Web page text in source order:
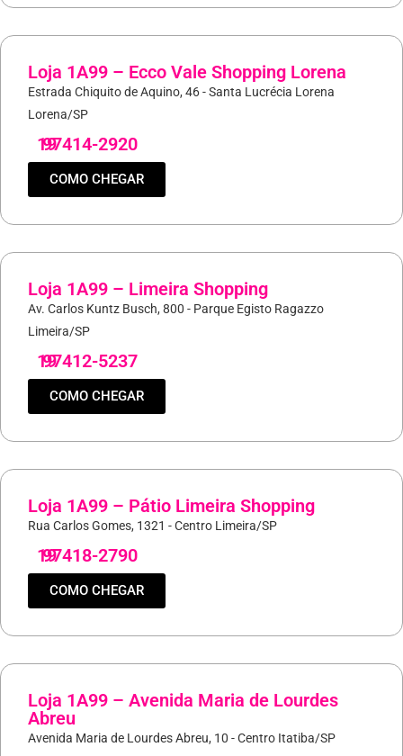
Loja 1A99 – Ecco Vale Shopping Lorena
Estrada Chiquito de Aquino, 46 - Santa Lucrécia Lorena
Lorena/SP
19
97414-2920
COMO CHEGAR
Loja 1A99 – Limeira Shopping
Av. Carlos Kuntz Busch, 800 - Parque Egisto Ragazzo
Limeira/SP
19
97412-5237
COMO CHEGAR
Loja 1A99 – Pátio Limeira Shopping
Rua Carlos Gomes, 1321 - Centro Limeira/SP
19
97418-2790
COMO CHEGAR
Loja 1A99 – Avenida Maria de Lourdes
Abreu
Avenida Maria de Lourdes Abreu, 10 - Centro Itatiba/SP